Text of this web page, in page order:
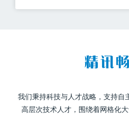
我们秉持科技与人才战略，支持自
高层次技术人才，围绕着网格化